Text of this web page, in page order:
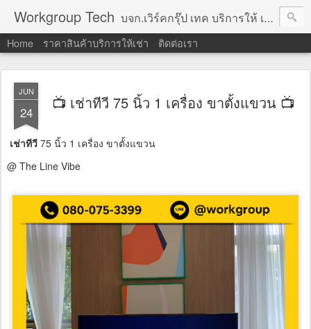
Workgroup Tech บจก.เวิร์คกรุ๊ป เทค บริการให้ เช่าคอมพิวเตอร์ โน้ตบุ๊ค โปรเจคเตอร์ ทีวีจอแบน จอทัชสกรีน ตู้คีออส วีดีโอวอล และอุปกรณ์อื่น ๆ บริการให้เช่าเป็น รายวัน
Home ราคาสินค้าบริการให้เช่า ติดต่อเรา
JUN
24 📺 เช่าทีวี 75 นิ้ว 1 เครื่อง ขาตั้งแขวน 📺
เช่าทีวี 75 นิ้ว 1 เครื่อง ขาตั้งแขวน
@ The Line Vibe